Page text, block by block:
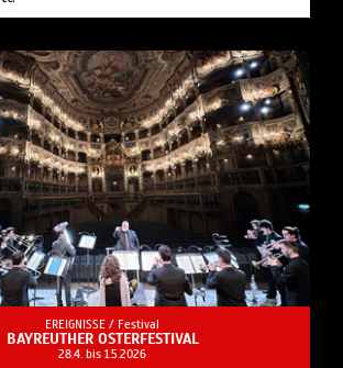
EREIGNISSE / Festival
BAYREUTHER OSTERFESTIVAL
28.4. bis 1.5.2026